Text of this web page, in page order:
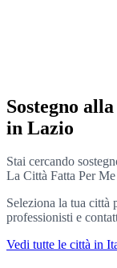
Sostegno
in Lazio
Stai cercando
La Città Fatta Per
Seleziona la tua città
professionisti e
Vedi tutte le città in